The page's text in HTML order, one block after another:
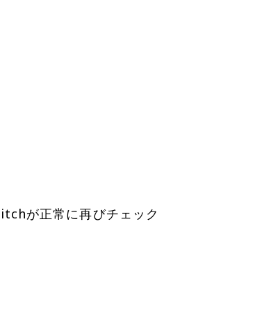
が正常に再びチェック